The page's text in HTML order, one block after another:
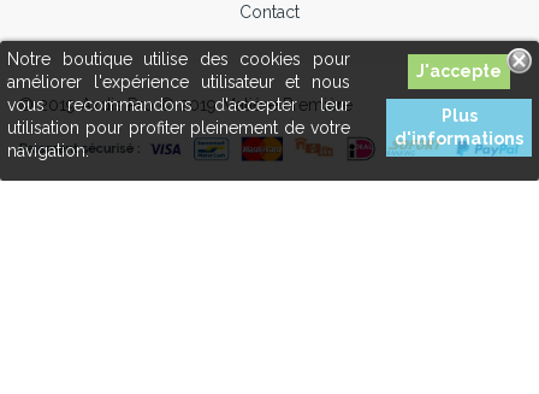
Notre boutique utilise des cookies pour
améliorer l'expérience utilisateur et nous
vous recommandons d'accepter leur
utilisation pour profiter pleinement de votre
navigation.
Plus
d'informations
Contact
© 2019 Axdis Pro © 2019 Matière Première